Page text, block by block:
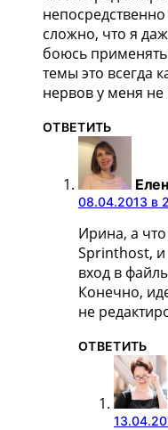
непосредственно
сложно, что я
боюсь
темы это всегда
нервов у меня не
ОТВЕТИТЬ
08.04.2013 в
Ирина, а что
Sprinthost,
вход в
Конечно,
не
ОТВЕТИТЬ